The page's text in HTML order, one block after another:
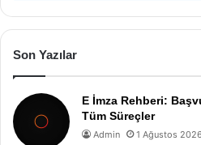
Son Yazılar
E İmza Rehberi:
Tüm Süreçler
Admin 1 Ağustos 2026